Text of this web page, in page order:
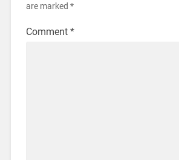
are marked *
Comment *